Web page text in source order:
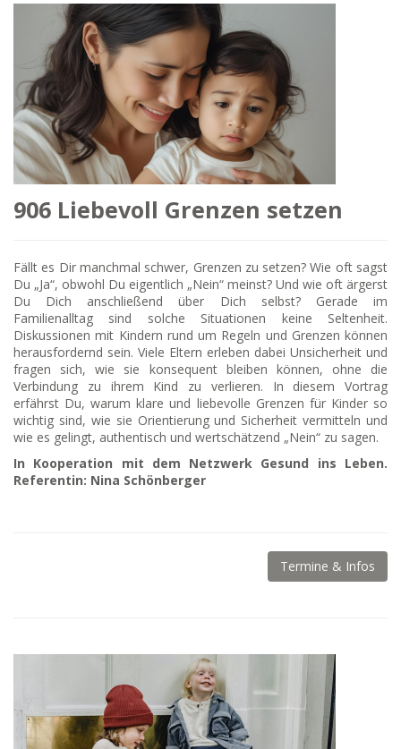
906 Liebevoll Grenzen setzen
Fällt es Dir manchmal schwer, Grenzen zu setzen? Wie oft sagst
Du „Ja“, obwohl Du eigentlich „Nein“ meinst? Und wie oft ärgerst
Du Dich anschließend über Dich selbst? Gerade im
Familienalltag sind solche Situationen keine Seltenheit.
Diskussionen mit Kindern rund um Regeln und Grenzen können
herausfordernd sein. Viele Eltern erleben dabei Unsicherheit und
fragen sich, wie sie konsequent bleiben können, ohne die
Verbindung zu ihrem Kind zu verlieren. In diesem Vortrag
erfährst Du, warum klare und liebevolle Grenzen für Kinder so
wichtig sind, wie sie Orientierung und Sicherheit vermitteln und
wie es gelingt, authentisch und wertschätzend „Nein“ zu sagen.
In Kooperation mit dem Netzwerk Gesund ins Leben.
Referentin: Nina Schönberger
Termine & Infos